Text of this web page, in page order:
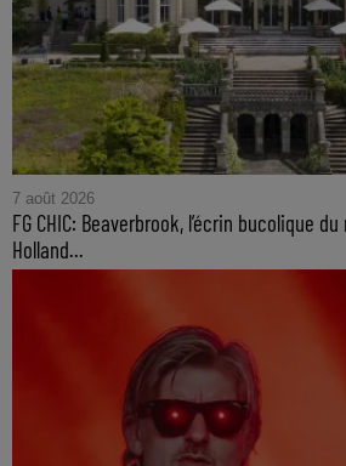
7 août 2026
FG CHIC: Beaverbrook, l’écrin bucolique
Holland...